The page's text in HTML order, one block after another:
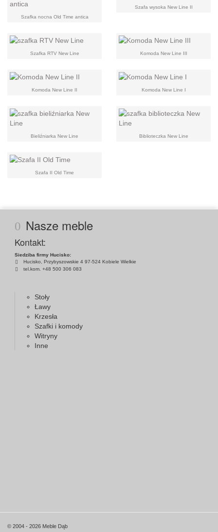
Szafka nocna Old Time antica
Szafa wysoka New Line II
Szafka RTV New Line Komoda New Line III
Komoda New Line II Komoda New Line I
Bieliźniarka New Line Biblioteczka New Line
Szafa II Old Time
Nasze meble
Kontakt:
Siedziba firmy Hucisko:
Hucisko, Przybyszowskie 4 97-524 Kobiele Wielkie
tel.kom. +48 500 306 083
Stoły
Ławy
Krzesła
Szafki i komody
Witryny
Inne
© 2004 - 2026 Meble Dąb